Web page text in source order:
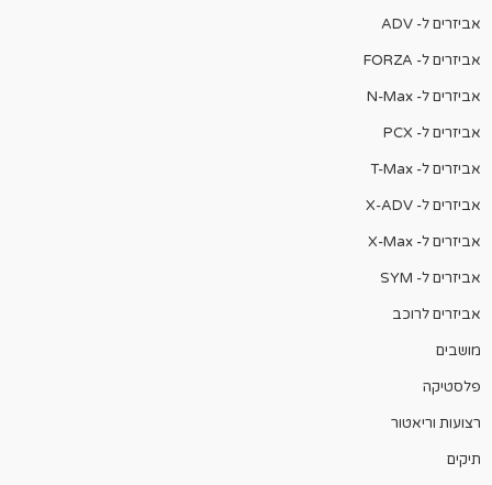
אביזרים ל- ADV
אביזרים ל- FORZA
אביזרים ל- N-Max
אביזרים ל- PCX
אביזרים ל- T-Max
אביזרים ל- X-ADV
אביזרים ל- X-Max
אביזרים ל- SYM
אביזרים לרוכב
מושבים
פלסטיקה
רצועות וריאטור
תיקים